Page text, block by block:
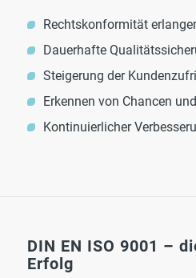
Rechtskonformität
Dauerhafte
Steigerung der
Erkennen von Chancen
Kontinuierlicher
DIN EN ISO 9001 –
Erfolg